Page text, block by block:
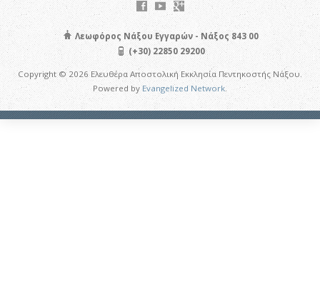
Λεωφόρος Νάξου Εγγαρών - Νάξος 843 00
(+30) 22850 29200
Copyright © 2026 Ελευθέρα Αποστολική Εκκλησία Πεντηκοστής Νάξου.
Powered byEvangelized Network.